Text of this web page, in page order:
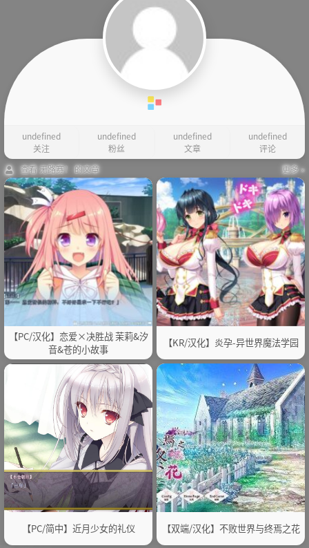
undefined
关注
undefined
粉丝
undefined
文章
undefined
评论
查看 无路赛！ 的文章
更多 »
【PC/汉化】恋爱×决胜战 茉莉&汐
音&苍的小故事
【KR/汉化】炎孕-异世界魔法学园
【PC/简中】近月少女的礼仪 【双端/汉化】不败世界与终焉之花